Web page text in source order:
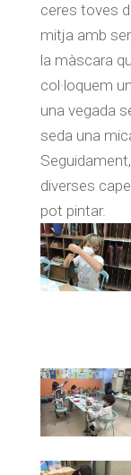
ceres toves
mitja amb
la màscara
col·loquem
una vegada
seda una
diverses
pot pintar.